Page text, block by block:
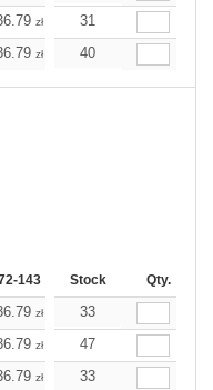
zł 36.47
31
zł 36.47
40
143 144-287 288 +
Stock Qty.
zł 36.47
33
zł 36.47
47
zł 36.47
33